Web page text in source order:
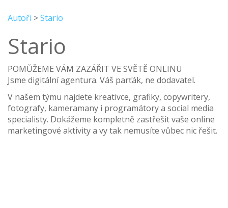
Autoři >Stario
Stario
POMŮŽEME VÁM ZAZÁŘIT VE SVĚTĚ ONLINU
Jsme digitální agentura. Váš parťák, ne dodavatel.
V našem týmu najdete kreativce, grafiky, copywritery,
fotografy, kameramany i programátory a social media
specialisty. Dokážeme kompletně zastřešit vaše online
marketingové aktivity a vy tak nemusíte vůbec nic řešit.